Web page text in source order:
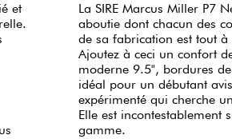
et
La SIRE Marcus Miller P7
aboutie dont chacun des
de sa fabrication est tout
Ajoutez à ceci un confort
moderne 9.5", bordures
idéal pour un débutant
expérimenté qui cherche
Elle est
gamme.